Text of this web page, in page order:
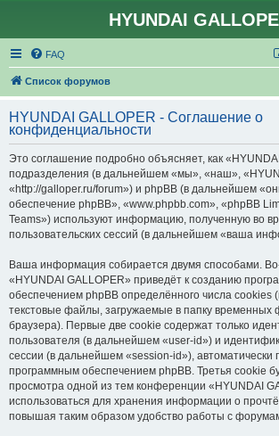
HYUNDAI
FAQ
Список форумов
HYUNDAI GALLOPER - Соглашение о
конфиденциальности
Это соглашение подробно объясняет, как
подразделения (в дальнейшем «мы», «наш»,
«http://galloper.ru/forum») и phpBB (в дальнейшем
обеспечение phpBB», «www.phpbb.com», «phpBB
Teams») используют информацию, полученную во
пользовательских сессий (в дальнейшем «ваша
Ваша информация собирается двумя способами.
«HYUNDAI GALLOPER» приведёт к созданию
обеспечением phpBB определённого числа cookies
текстовые файлы, загружаемые в папку временных
браузера). Первые две cookie содержат только
пользователя (в дальнейшем «user-id») и
сессии (в дальнейшем «session-id»), автоматически
программным обеспечением phpBB. Третья cookie
просмотра одной из тем конференции «HYUNDAI
использоваться для хранения информации о
повышая таким образом удобство работы с